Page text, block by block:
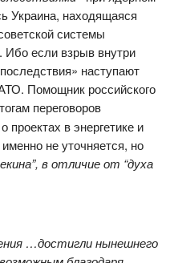
Украина, находящаяся
системы
Ибо если взрыв внутри
наступают
Помощник российского
переговоров
проектах в энергетике и
не уточняется, но
в отличие от “духа
…достигли нынешнего